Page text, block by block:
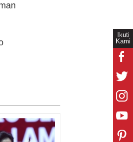
Ikuti
Kami
Aria